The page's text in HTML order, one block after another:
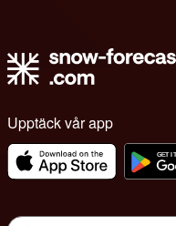
Upptäck vår app